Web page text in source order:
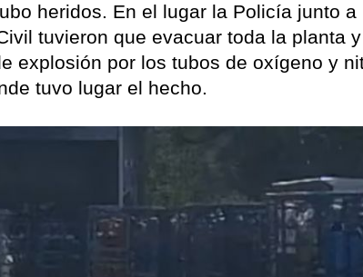
heridos. En el lugar la Policía junto a
tuvieron que evacuar toda la planta
explosión por los tubos de oxígeno y
tuvo lugar el hecho.